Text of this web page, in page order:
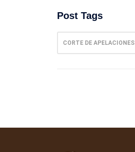
Post Tags
CORTE DE APELACIONES